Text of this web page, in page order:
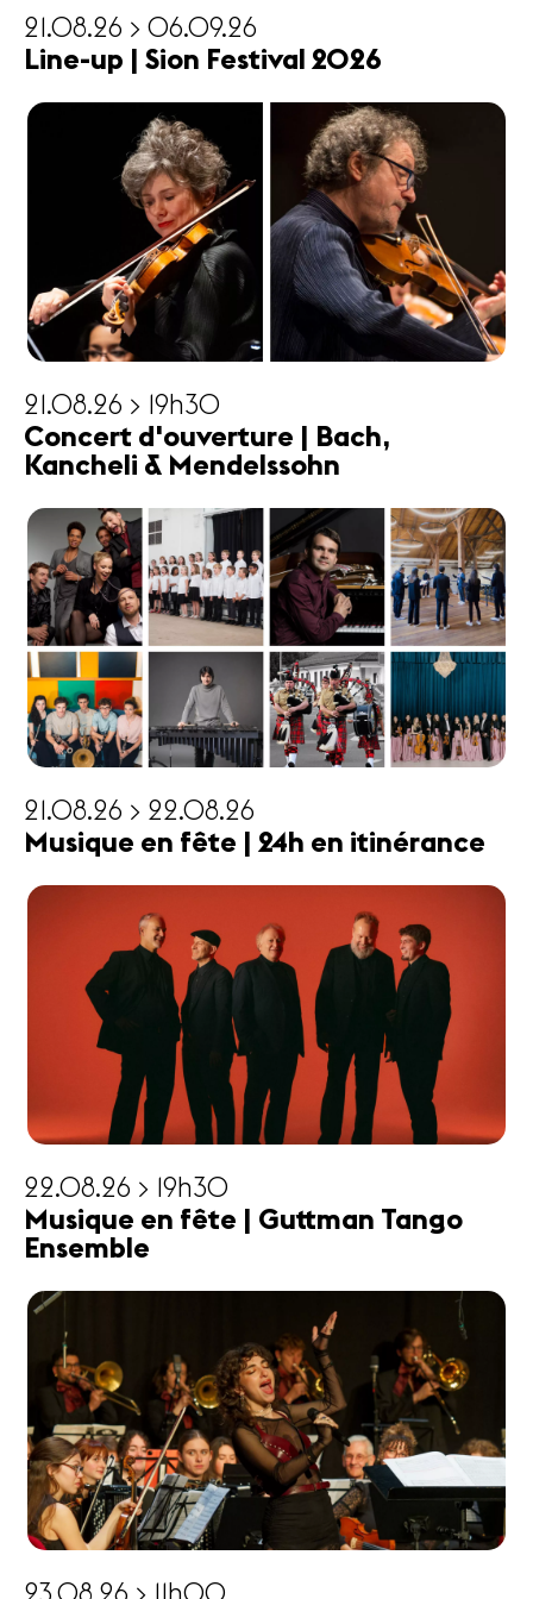
21.08.26 > 06.09.26
Line-up | Sion Festival 2026
21.08.26 > 19h30
Concert d'ouverture | Bach,
Kancheli & Mendelssohn
21.08.26 > 22.08.26
Musique en fête | 24h en itinérance
22.08.26 > 19h30
Musique en fête | Guttman Tango
Ensemble